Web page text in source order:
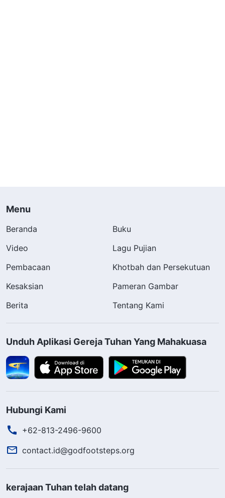
Menu
Beranda
Buku
Video
Lagu Pujian
Pembacaan
Khotbah dan Persekutuan
Kesaksian
Pameran Gambar
Berita
Tentang Kami
Unduh Aplikasi Gereja Tuhan Yang Mahakuasa
Hubungi Kami
+62-813-2496-9600
contact.id@godfootsteps.org
kerajaan Tuhan telah datang